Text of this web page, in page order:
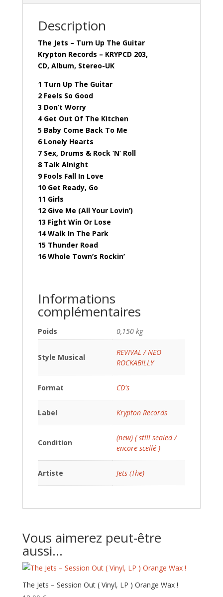
Description
The Jets – Turn Up The Guitar
Krypton Records – KRYPCD 203,
CD, Album, Stereo-UK
1 Turn Up The Guitar
2 Feels So Good
3 Don’t Worry
4 Get Out Of The Kitchen
5 Baby Come Back To Me
6 Lonely Hearts
7 Sex, Drums & Rock ‘N’ Roll
8 Talk Alnight
9 Fools Fall In Love
10 Get Ready, Go
11 Girls
12 Give Me (All Your Lovin’)
13 Fight Win Or Lose
14 Walk In The Park
15 Thunder Road
16 Whole Town’s Rockin’
Informations
complémentaires
Poids 0,150 kg
Style Musical
REVIVAL / NEO
ROCKABILLY
Format CD's
Label Krypton Records
Condition
(new) ( still sealed /
encore scellé )
Artiste Jets (The)
Vous aimerez peut-être
aussi…
The Jets – Session Out ( Vinyl, LP ) Orange Wax !